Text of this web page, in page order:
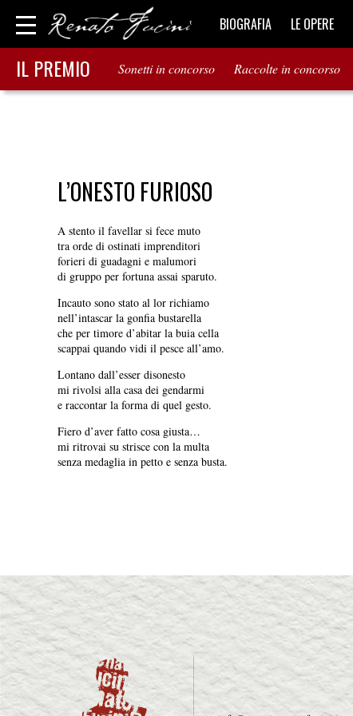
BIOGRAFIA LE OPERE
IL PREMIO Sonetti in concorso Raccolte in concorso
L’ONESTO FURIOSO
A stento il favellar si fece muto
tra orde di ostinati imprenditori
forieri di guadagni e malumori
di gruppo per fortuna assai sparuto.
Incauto sono stato al lor richiamo
nell’intascar la gonfia bustarella
che per timore d’abitar la buia cella
scappai quando vidi il pesce all’amo.
Lontano dall’esser disonesto
mi rivolsi alla casa dei gendarmi
e raccontar la forma di quel gesto.
Fiero d’aver fatto cosa giusta…
mi ritrovai su strisce con la multa
senza medaglia in petto e senza busta.